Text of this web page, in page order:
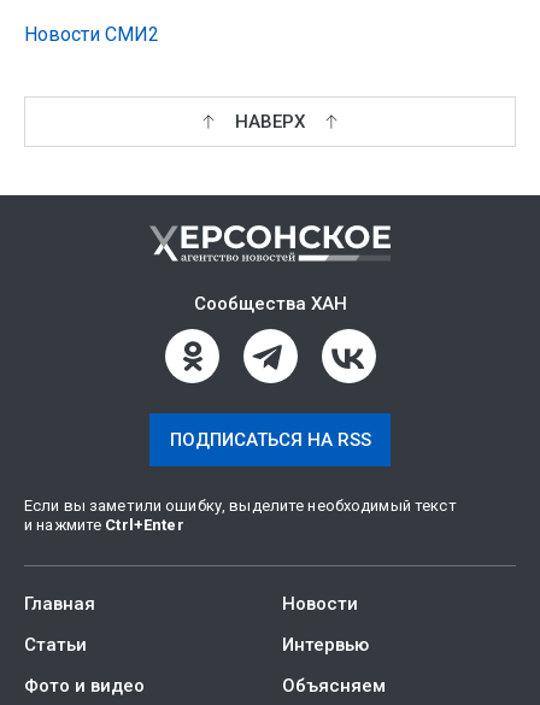
Новости СМИ2
НАВЕРХ
Сообщества ХАН
ПОДПИСАТЬСЯ НА RSS
Если вы заметили ошибку, выделите необходимый текст
и нажмите Ctrl +Enter
Главная
Новости
Статьи
Интервью
Фото и видео
Объясняем